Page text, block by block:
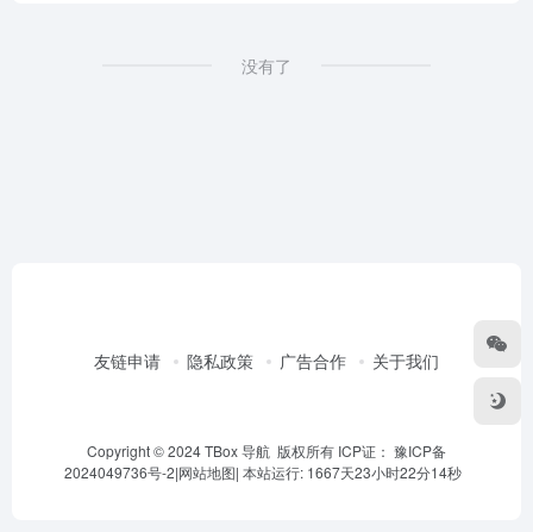
没有了
友链申请 隐私政策 广告合作 关于我们
Copyright © 2024 TBox 导航 版权所有 ICP证： 豫ICP备
2024049736号-2|网站地图| 本站运行: 1667天23小时22分14秒